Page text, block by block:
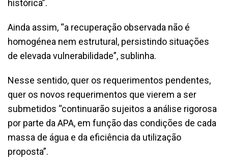
histórica”.
Ainda assim, “a recuperação observada não é
homogénea nem estrutural, persistindo situações
de elevada vulnerabilidade”, sublinha.
Nesse sentido, quer os requerimentos pendentes,
quer os novos requerimentos que vierem a ser
submetidos “continuarão sujeitos a análise rigorosa
por parte da APA, em função das condições de cada
massa de água e da eficiência da utilização
proposta”.